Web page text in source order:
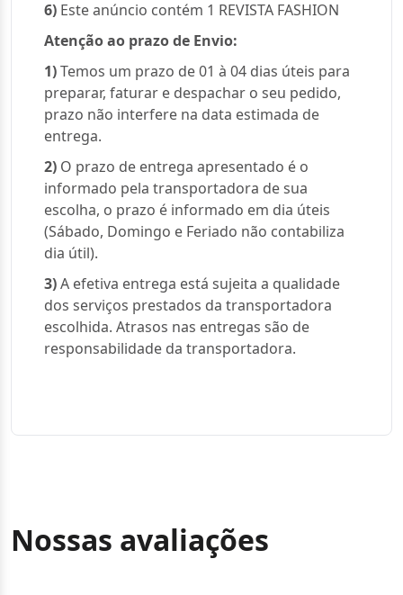
6) Este anúncio contém 1 REVISTA FASHION
Atenção ao prazo de Envio:
1)Temos um prazo de 01 à 04 dias úteis para
preparar, faturar e despachar o seu pedido,
prazo não interfere na data estimada de
entrega.
2) O prazo de entrega apresentado é o
informado pela transportadora de sua
escolha, o prazo é informado em dia úteis
(Sábado, Domingo e Feriado não contabiliza
dia útil).
3)A efetiva entrega está sujeita a qualidade
dos serviços prestados da transportadora
escolhida. Atrasos nas entregas são de
responsabilidade da transportadora.
Nossas avaliações